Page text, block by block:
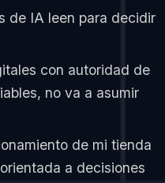
de IA leen para decidir
con autoridad de
no va a asumir
de mi tienda
a decisiones